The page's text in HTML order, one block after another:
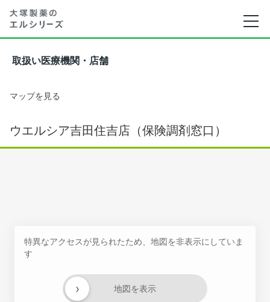
取扱い医療機関・店舗
マップを見る
ウエルシア吉田住吉店（保険調剤窓口）
特異なアクセスが見られたため、地図を非表示にしていま
す
地図を表示
›